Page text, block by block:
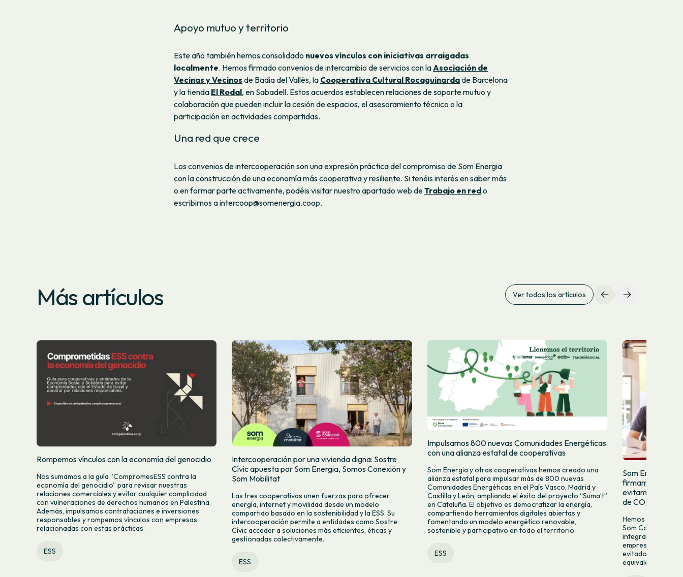
Apoyo mutuo y territorio
Este año también hemos consolidado nuevos vínculos con iniciativas arraigadas
localmente. Hemos firmado convenios de intercambio de servicios con la Asociación de
Vecinas y Vecinos de Badia del Vallès, la Cooperativa Cultural Rocaguinardade Barcelona
y la tienda El Rodal, en Sabadell. Estos acuerdos establecen relaciones de soporte mutuo y
colaboración que pueden incluir la cesión de espacios, el asesoramiento técnico o la
participación en actividades compartidas.
Una red que crece
Los convenios de intercooperación son una expresión práctica del compromiso de Som Energia
con la construcción de una economía más cooperativa y resiliente. Si tenéis interés en saber más
o en formar parte activamente, podéis visitar nuestro apartado web deTrabajo en redo
escribirnos a intercoop@somenergia.coop.
Más artículos Ver todos los artículos
Rompemos vínculos con la economía del genocidio
Nos sumamos a la guía “CompromesESS contra la
economía del genocidio” para revisar nuestras
relaciones comerciales y evitar cualquier complicidad
con vulneraciones de derechos humanos en Palestina.
Además, impulsamos contrataciones e inversiones
responsables y rompemos vínculos con empresas
relacionadas con estas prácticas.
ESS
Intercooperación por una vivienda digna: Sostre
Cívic apuesta por Som Energia, Somos Conexión y
Som Mobilitat
Las tres cooperativas unen fuerzas para ofrecer
energía, internet y movilidad desde un modelo
compartido basado en la sostenibilidad y la ESS. Su
intercooperación permite a entidades como Sostre
Cívic acceder a soluciones más eficientes, éticas y
gestionadas colectivamente.
ESS
Impulsamos 800 nuevas Comunidades Energéticas
con una alianza estatal de cooperativas
Som Energia y otras cooperativas hemos creado una
alianza estatal para impulsar más de 800 nuevas
Comunidades Energéticas en el País Vasco, Madrid y
Castilla y León, ampliando el éxito del proyecto “Suma’t”
en Cataluña. El objetivo es democratizar la energía,
compartiendo herramientas digitales abiertas y
fomentando un modelo energético renovable,
sostenible y participativo en todo el territorio.
ESS
Som Energia,
firmamos el
evitamos las
de CO₂
Hemos firmado
Som Connexió y
integrales de luz,
empresas y
evitado más de
equivalente a